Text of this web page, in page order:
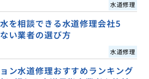
水道修理
を相談できる水道修理会社5
い業者の選び方
水道修理
ン水道修理おすすめランキング